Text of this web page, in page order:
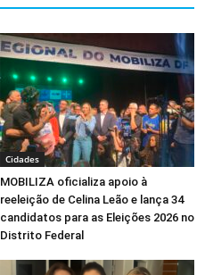
Cidades
MOBILIZA oficializa apoio à
reeleição de Celina Leão e lança 34
candidatos para as Eleições 2026 no
Distrito Federal